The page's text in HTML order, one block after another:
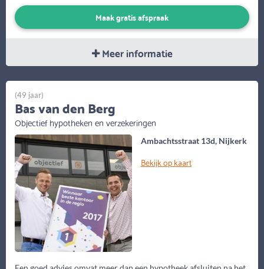
Maak gratis afspraak
Meer informatie
Ambachtsstraat 13d, Nijkerk
Bekijk op kaart
(49 jaar)
Bas van den Berg
Objectief hypotheken en verzekeringen